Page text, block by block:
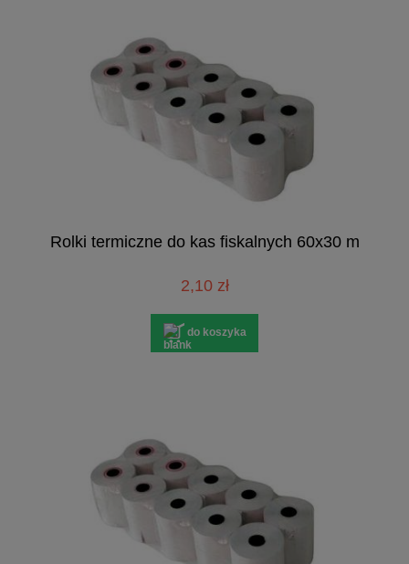
Rolki termiczne do kas fiskalnych 60x30 m
2,10 zł
do koszyka